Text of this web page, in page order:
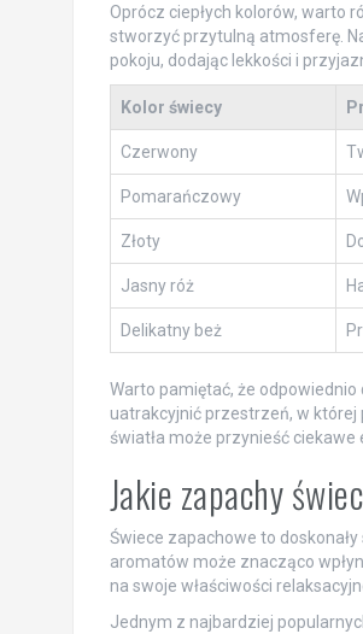
Oprócz ciepłych kolorów, warto
stworzyć przytulną atmosferę.
pokoju, dodając lekkości i
Kolor świecy
Czerwony
Pomarańczowy
Złoty
Jasny róż
Delikatny beż
Warto pamiętać, że
uatrakcyjnić przestrzeń, w
światła może przynieść
Jakie zapachy
Świece zapachowe to
aromatów może znacząco
na swoje właściwości
Jednym z najbardziej